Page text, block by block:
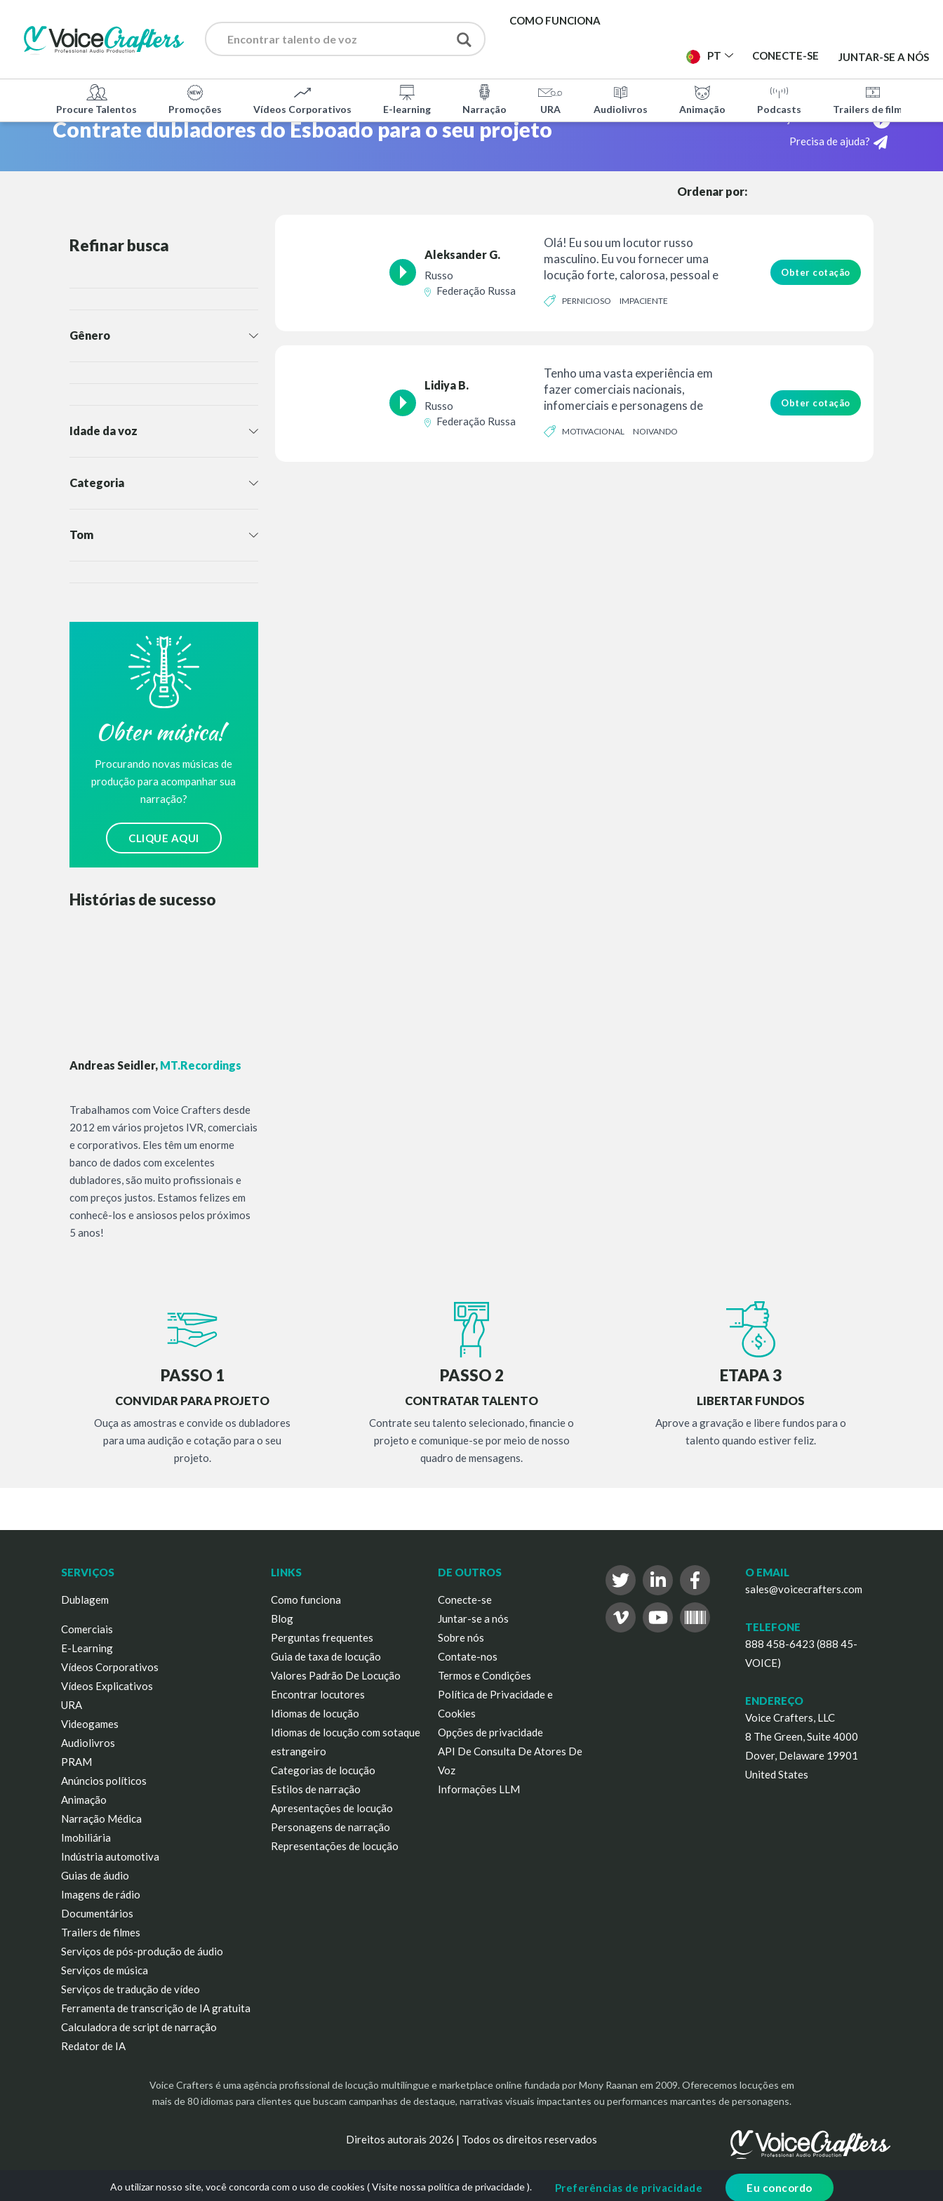
Ao utilizar nosso site, você concorda com o uso de cookies (Visite nossa política de privacidade). Preferências de privacidade Eu concordo
COMO FUNCIONA
FERRAMENTAS GRATUITAS
CONTACTOS
PT CONECTE-SE JUNTAR-SE A NÓS
Procure Talentos Promoções Vídeos Corporativos E-learning Narração URA Audiolivros Animação Podcasts Trailers de filmes
Contrate dubladores do Esboado para o seu projeto
Precisa de ajuda?
Ordenar por:
Refinar busca
Gênero
Idade da voz
Categoria
Tom
Obter música!
Procurando novas músicas de
produção para acompanhar sua
narração?
CLIQUE AQUI
Histórias de sucesso
Andreas Seidler, MT.Recordings
Trabalhamos com Voice Crafters desde
2012 em vários projetos IVR, comerciais
e corporativos. Eles têm um enorme
banco de dados com excelentes
dubladores, são muito profissionais e
com preços justos. Estamos felizes em
conhecê-los e ansiosos pelos próximos
5 anos!
Aleksander G.
Russo
Federação Russa
Olá! Eu sou um locutor russo
masculino. Eu vou fornecer uma
locução forte, calorosa, pessoal e
PERNICIOSO IMPACIENTE
Obter cotação
Lidiya B.
Russo
Federação Russa
Tenho uma vasta experiência em
fazer comerciais nacionais,
infomerciais e personagens de
um...MOTIVACIONAL NOIVANDO
Obter cotação
PASSO 1
CONVIDAR PARA PROJETO
Ouça as amostras e convide os dubladores
para uma audição e cotação para o seu
projeto.
PASSO 2
CONTRATAR TALENTO
Contrate seu talento selecionado, financie o
projeto e comunique-se por meio de nosso
quadro de mensagens.
ETAPA 3
LIBERTAR FUNDOS
Aprove a gravação e libere fundos para o
talento quando estiver feliz.
SERVIÇOS
Dublagem
Comerciais
E-Learning
Vídeos Corporativos
Vídeos Explicativos
URA
Videogames
Audiolivros
PRAM
Anúncios políticos
Animação
Narração Médica
Imobiliária
Indústria automotiva
Guias de áudio
Imagens de rádio
Documentários
Trailers de filmes
Serviços de pós-produção de áudio
Serviços de música
Serviços de tradução de vídeo
Ferramenta de transcrição de IA gratuita
Calculadora de script de narração
Redator de IA
LINKS
Como funciona
Blog
Perguntas frequentes
Guia de taxa de locução
Valores Padrão De Locução
Encontrar locutores
Idiomas de locução
Idiomas de locução com sotaque
estrangeiro
Categorias de locução
Estilos de narração
Apresentações de locução
Personagens de narração
Representações de locução
DE OUTROS
Conecte-se
Juntar-se a nós
Sobre nós
Contate-nos
Termos e Condições
Política de Privacidade e
Cookies
Opções de privacidade
API De Consulta De Atores De
Voz
Informações LLM
O EMAIL
sales@voicecrafters.com
TELEFONE
888 458-6423 (888 45-
VOICE)
ENDEREÇO
Voice Crafters, LLC
8 The Green, Suite 4000
Dover, Delaware 19901
United States
Voice Crafters é uma agência profissional de locução multilíngue e marketplace online fundada por Mony Raanan em 2009. Oferecemos locuções em
mais de 80 idiomas para clientes que buscam campanhas de destaque, narrativas visuais impactantes ou performances marcantes de personagens.
Direitos autorais 2026 | Todos os direitos reservados